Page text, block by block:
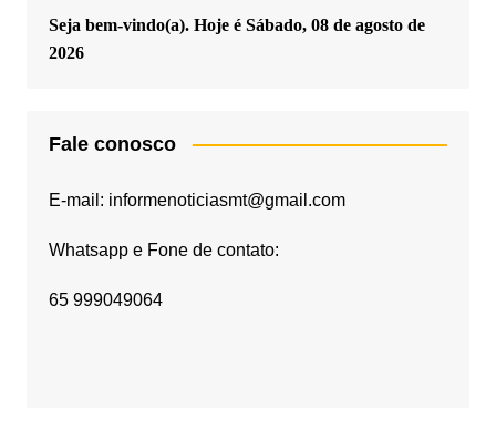
Seja bem-vindo(a). Hoje é Sábado, 08 de agosto de
2026
Fale conosco
E-mail: informenoticiasmt@gmail.com
Whatsapp e Fone de contato:
65 999049064